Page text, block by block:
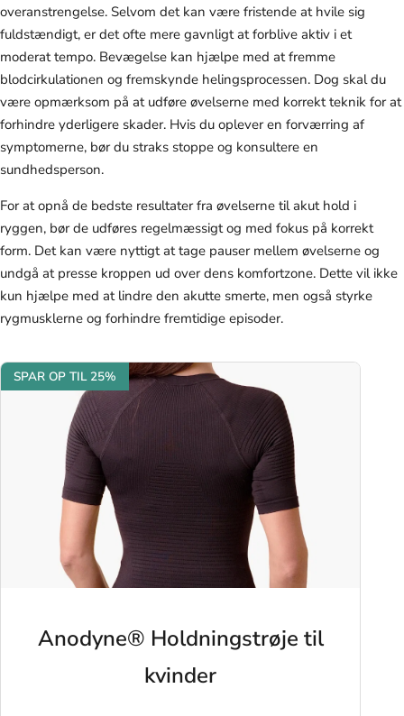
overanstrengelse. Selvom det kan være fristende at hvile sig
fuldstændigt, er det ofte mere gavnligt at forblive aktiv i et
moderat tempo. Bevægelse kan hjælpe med at fremme
blodcirkulationen og fremskynde helingsprocessen. Dog skal du
være opmærksom på at udføre øvelserne med korrekt teknik for at
forhindre yderligere skader. Hvis du oplever en forværring af
symptomerne, bør du straks stoppe og konsultere en
sundhedsperson.
For at opnå de bedste resultater fra øvelserne til akut hold i
ryggen, bør de udføres regelmæssigt og med fokus på korrekt
form. Det kan være nyttigt at tage pauser mellem øvelserne og
undgå at presse kroppen ud over dens komfortzone. Dette vil ikke
kun hjælpe med at lindre den akutte smerte, men også styrke
rygmusklerne og forhindre fremtidige episoder.
SPAR OP TIL 25%
Anodyne® Holdningstrøje til
kvinder